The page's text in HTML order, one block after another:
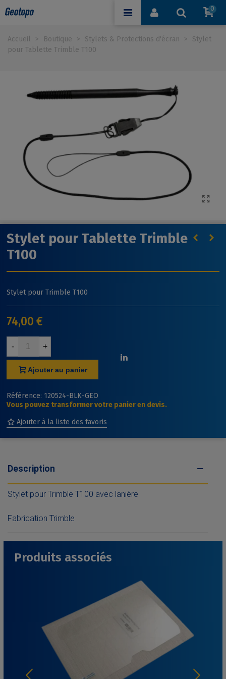
0
Accueil > Boutique > Stylets & Protections d'écran >
Stylet
pour Tablette Trimble T100
Stylet pour Tablette Trimble
T100
Stylet pour Trimble T100
74,00 €
- +
Ajouter au panier
Référence: 120524-BLK-GEO
Vous pouvez transformer votre panier en devis.
Ajouter à la liste des favoris
Description
Stylet pour Trimble T100 avec lanière
Fabrication Trimble
Produits associés